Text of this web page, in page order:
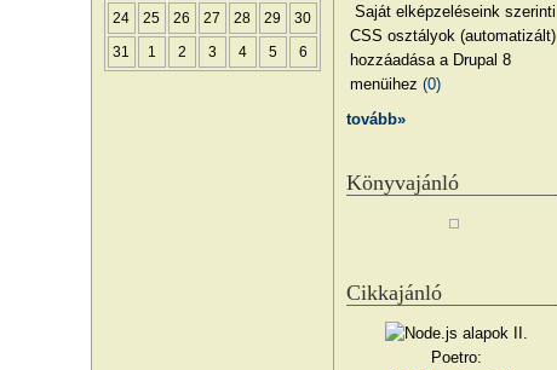
Saját elképzeléseink szerinti
CSS osztályok (automatizált)
hozzáadása a Drupal 8
menüihez(0)
tovább»
Könyvajánló
Cikkajánló
Poetro:
24 25 26 27 28 29 30
31 1 2 3 4 5 6